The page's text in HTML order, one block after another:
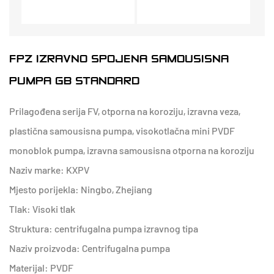
FPZ IZRAVNO SPOJENA SAMOUSISNA
PUMPA GB STANDARD
Prilagođena serija FV, otporna na koroziju, izravna veza,
plastična samousisna pumpa, visokotlačna mini PVDF
monoblok pumpa, izravna samousisna otporna na koroziju
Naziv marke: KXPV
Mjesto porijekla: Ningbo, Zhejiang
Tlak: Visoki tlak
Struktura: centrifugalna pumpa izravnog tipa
Naziv proizvoda: Centrifugalna pumpa
Materijal: PVDF